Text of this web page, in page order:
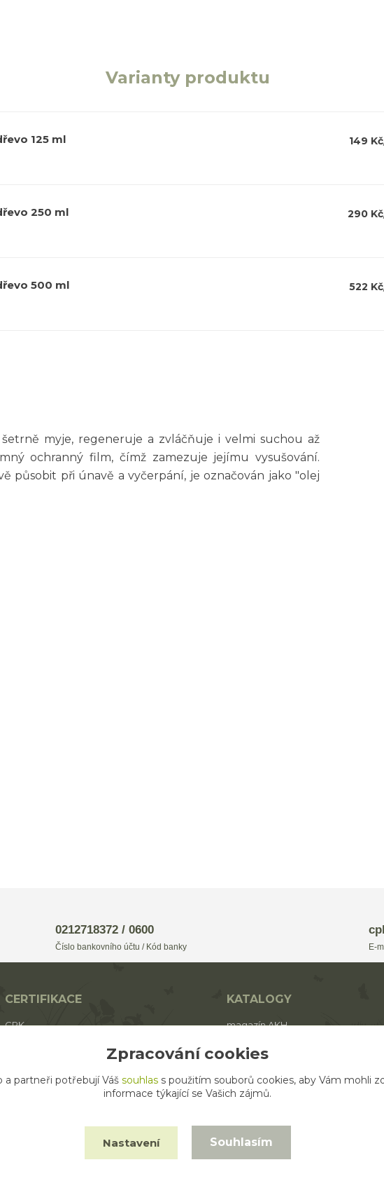
Varianty produktu
125 ml 149 Kč
250 ml 290 Kč
500 ml 522 Kč
myje, regeneruje a zvláčňuje i velmi suchou až
ochranný film, čímž zamezuje jejímu vysušování.
působit při únavě a vyčerpání, je označován jako "olej
0212718372 / 0600
Číslo bankovního účtu / Kód banky E-
CERTIFIKACE
CPK
BIO produkt ECO zemědělství
KATALOGY
magazín AKH
katalog AKH
katalog SALOOS
Zpracování cookies
a partneři potřebují Váš souhlass použitím souborů cookies, aby Vám mohli
informace týkající se Vašich zájmů.
Nastavení Souhlasím